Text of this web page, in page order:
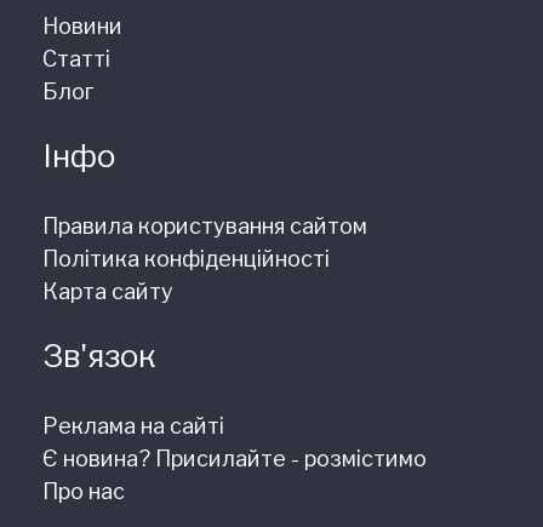
Новини
Статті
Блог
Інфо
Правила користування сайтом
Політика конфіденційності
Карта сайту
Зв'язок
Реклама на сайті
Є новина? Присилайте - розмістимо
Про нас